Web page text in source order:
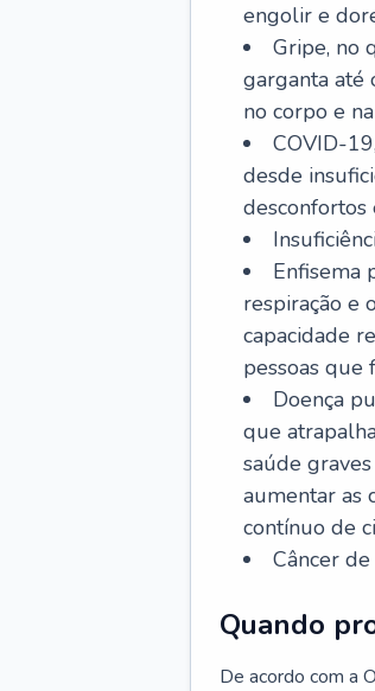
engolir e
Gripe, no
garganta até
no corpo e
COVID-
desde
desconfortos
Enfisema
respiração e
capacidade
pessoas que
Doença
que
saúde
aumentar as
contínuo de
Câncer
Quando
De acordo com a